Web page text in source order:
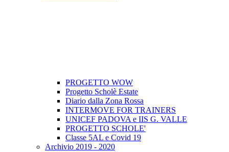
PROGETTO WOW
Progetto Scholè Estate
Diario dalla Zona Rossa
INTERMOVE FOR TRAINERS
UNICEF PADOVA e IIS G. VALLE
PROGETTO SCHOLE'
Classe 5AL e Covid 19
Archivio 2019 - 2020